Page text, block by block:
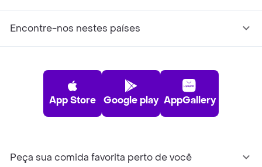
Encontre-nos nestes países
App Store Google play AppGallery
Peça sua comida favorita perto de você